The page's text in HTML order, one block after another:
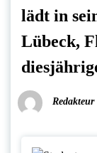
lädt in
Lübeck,
Redakteur